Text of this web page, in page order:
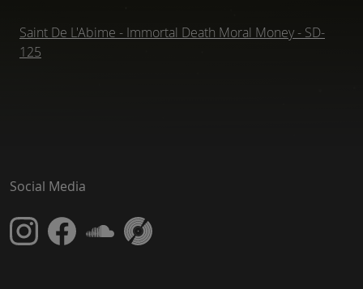
Saint De L'Abime - Immortal Death Moral Money - SD-
125
Social Media